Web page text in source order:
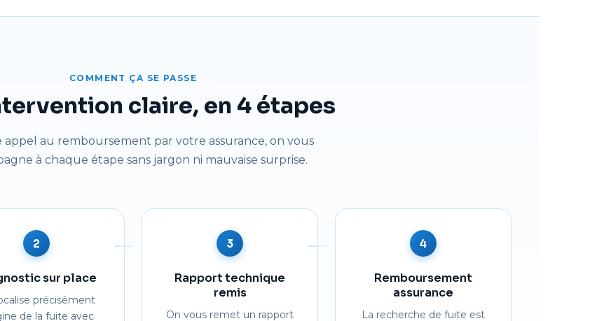
COMMENT ÇA SE PASSE
claire, en 4 étapes
appel au remboursement par votre assurance, on vous
à chaque étape sans jargon ni mauvaise surprise.
2
sur place
précisément
de la fuite avec
3
Rapport technique
remis
On vous remet un rapport
4
Remboursement
assurance
La recherche de fuite est